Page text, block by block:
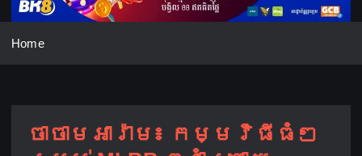
Home
ចាចាមអារ៉ាម៖ កម្មវិធី​ធំៗ